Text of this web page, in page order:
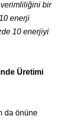
bir
enerji
10 enerjiyi
Üretimi
da önüne